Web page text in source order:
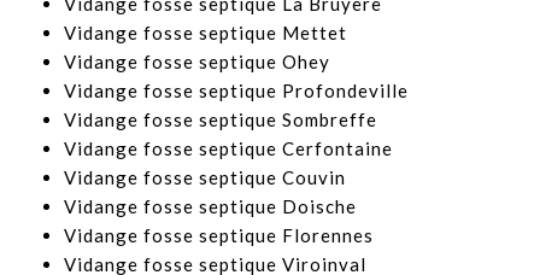
​Vidange fosse septique Mettet
​Vidange fosse septique Ohey
​Vidange fosse septique Profondeville
​Vidange fosse septique Sombreffe
​Vidange fosse septique Cerfontaine
​Vidange fosse septique Couvin
​Vidange fosse septique Doische
​Vidange fosse septique Florennes
​Vidange fosse septique Viroinval